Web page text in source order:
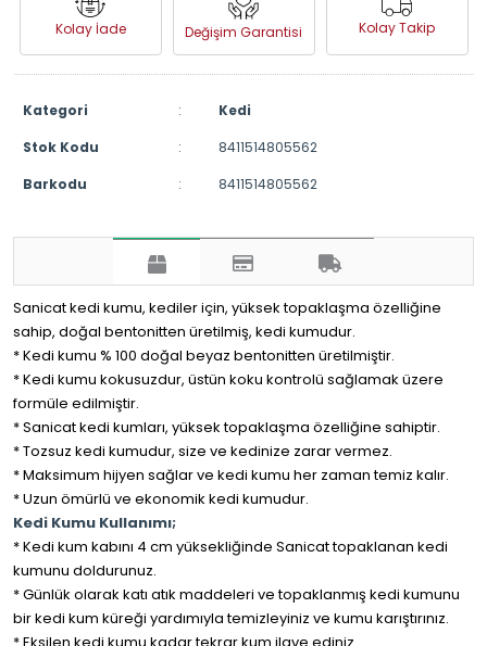
Kolay İade Değişim Garantisi Kolay Takip
Kategori :
Kedi
Stok Kodu
:
8411514805562
Barkodu
: 8411514805562
Sanicat kedi kumu, kediler için, yüksek topaklaşma özelliğine
sahip, doğal bentonitten üretilmiş, kedi kumudur.
* Kedi kumu % 100 doğal beyaz bentonitten üretilmiştir.
* Kedi kumu kokusuzdur, üstün koku kontrolü sağlamak üzere
formüle edilmiştir.
* Sanicat kedi kumları, yüksek topaklaşma özelliğine sahiptir.
* Tozsuz kedi kumudur, size ve kedinize zarar vermez.
* Maksimum hijyen sağlar ve kedi kumu her zaman temiz kalır.
* Uzun ömürlü ve ekonomik kedi kumudur.
Kedi Kumu Kullanımı;
* Kedi kum kabını 4 cm yüksekliğinde Sanicat topaklanan kedi
kumunu doldurunuz.
* Günlük olarak katı atık maddeleri ve topaklanmış kedi kumunu
bir kedi kum küreği yardımıyla temizleyiniz ve kumu karıştırınız.